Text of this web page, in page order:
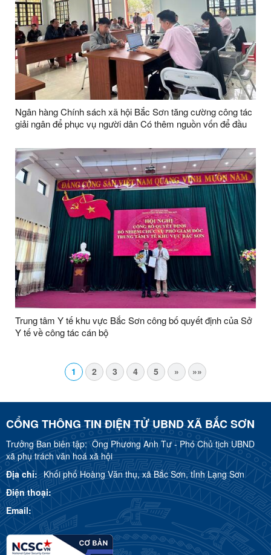
Ngân hàng Chính sách xã hội Bắc Sơn tăng cường công tác
giải ngân để phục vụ người dân Có thêm nguồn vốn để đầu
Trung tâm Y tế khu vực Bắc Sơn công bố quyết định của Sở
Y tế về công tác cán bộ
1 2 3 4 5 » »»
CỔNG THÔNG TIN ĐIỆN TỬ UBND XÃ BẮC SƠN
Trưởng Ban biên tập:Ông Phương Anh Tư - Phó Chủ tịch UBND
xã phụ trách văn hoá xã hội
Địa chỉ: Khối phố Hoàng Văn thụ, xã Bắc Sơn, tỉnh Lạng Sơn
Điện thoại:
Email: